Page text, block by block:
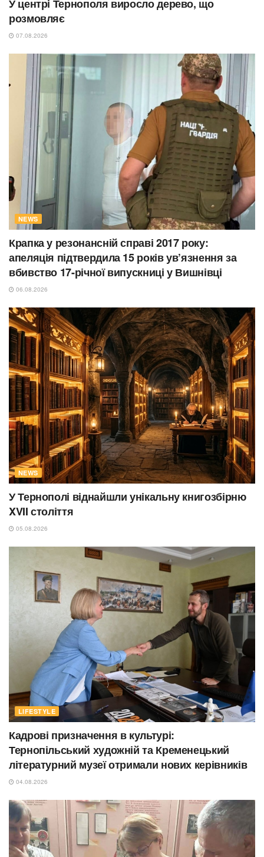
У центрі Тернополя виросло дерево, що
розмовляє
07.08.2026
NEWS
Крапка у резонансній справі 2017 року:
апеляція підтвердила 15 років ув’язнення за
вбивство 17-річної випускниці у Вишнівці
06.08.2026
NEWS
У Тернополі віднайшли унікальну книгозбірню
XVII століття
05.08.2026
LIFESTYLE
Кадрові призначення в культурі:
Тернопільський художній та Кременецький
літературний музеї отримали нових керівників
04.08.2026